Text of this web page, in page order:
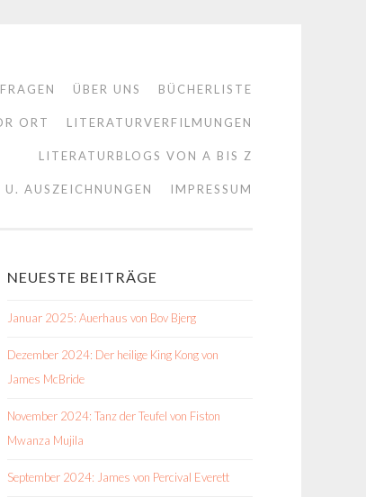
ÜBER UNS BÜCHERLISTE
ORT LITERATURVERFILMUNGEN
LITERATURBLOGS VON A BIS Z
U. AUSZEICHNUNGEN IMPRESSUM
NEUESTE BEITRÄGE
Januar 2025: Auerhaus von Bov Bjerg
Dezember 2024: Der heilige King Kong von
James McBride
November 2024: Tanz der Teufel von Fiston
Mwanza Mujila
September 2024: James von Percival Everett